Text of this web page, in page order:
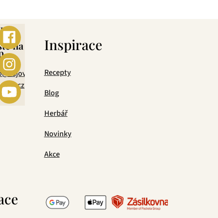
na
Inspirace
Recepty
Blog
Herbář
Novinky
Akce